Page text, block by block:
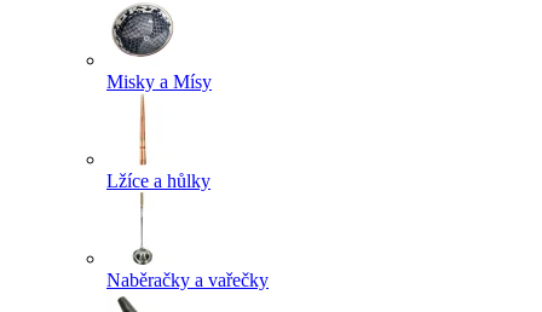
Misky a Mísy
Lžíce a hůlky
Naběračky a vařečky